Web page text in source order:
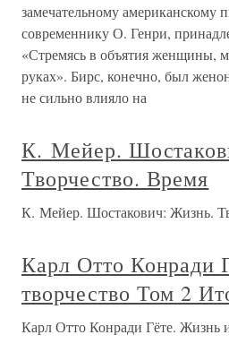
замечательному американскому
современнику О. Генри,
«Стремясь в объятия женщины,
руках». Бирс, конечно, был
не сильно влияло на
К. Мейер.
Творчество. Время
К. Мейер. Шостакович: Жизнь.
Карл Отто Конради
творчество Том 2
Карл Отто Конради Гёте. Жизнь